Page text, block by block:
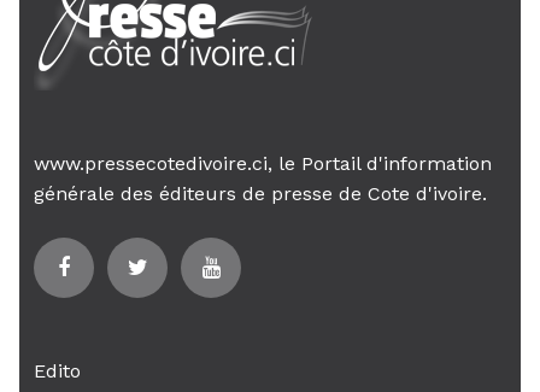
www.pressecotedivoire.ci, le Portail d'information
générale des éditeurs de presse de Cote d'ivoire.
Edito